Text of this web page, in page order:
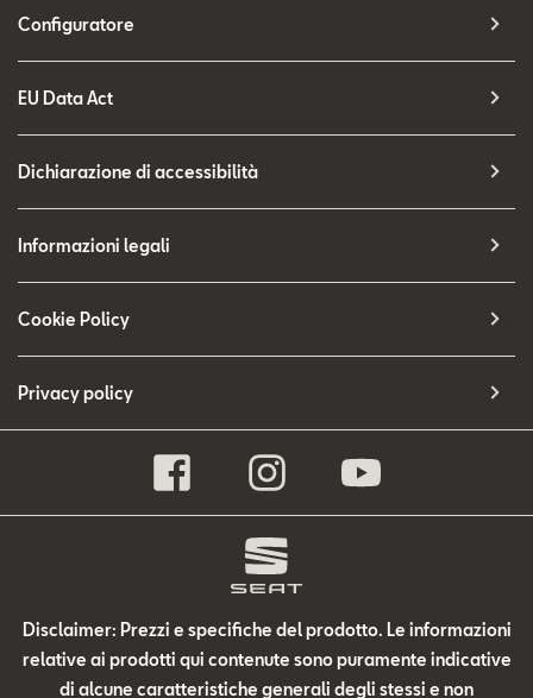
Configuratore
EU Data Act
Dichiarazione di accessibilità
Informazioni legali
Cookie Policy
Privacy policy
Disclaimer: Prezzi e specifiche del prodotto. Le informazioni
relative ai prodotti qui contenute sono puramente indicative
di alcune caratteristiche generali degli stessi e non